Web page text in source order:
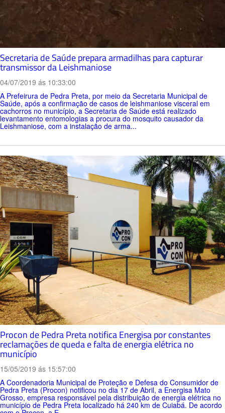
Secretaria de Saúde prepara armadilhas para capturar
transmissor da Leishmaniose
04/07/2019 ás 10:33:00
A Prefeirura de Pedra Preta, por meio da Secretaria Municipal de
Saúde, após a confirmação de casos de leishmaniose visceral em
cachorros no município, a Secretaria de Saúde está realizado
levantamento entomologias a procura do mosquito causador da
Leishmaniose, com a instalação de arma...
Procon de Pedra Preta notifica Energisa por constantes
reclamações de queda e falta de energia elétrica no
município
15/05/2019 ás 15:57:00
A Coordenadoria Municipal de Proteção e Defesa do Consumidor de
Pedra Preta (Procon) notificou no dia 17 de Abril, a Energisa Mato
Grosso, empresa responsável pela distribuição de energia elétrica no
município de Pedra Preta localizado há 240 km de Cuiabá. De acordo